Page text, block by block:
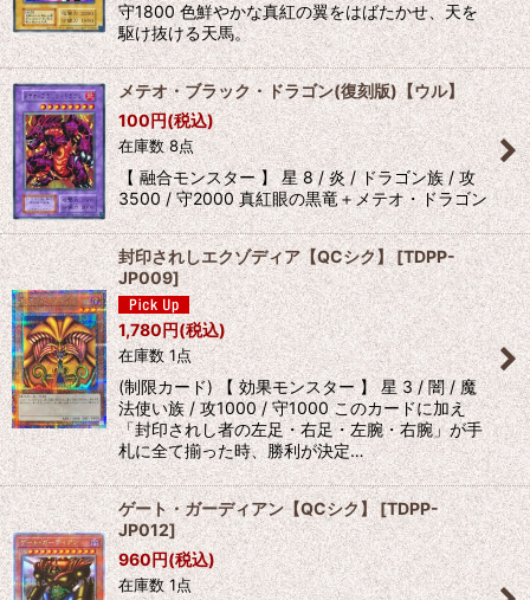
守1800 色鮮やかな真紅の翼をはばたかせ、天を
駆け抜ける天馬。
メテオ・ブラック・ドラゴン(復刻版)【ウル】
100円(税込)
在庫数 8点
【 融合モンスター 】 星 8 / 炎 / ドラゴン族 / 攻
3500 / 守2000 真紅眼の黒竜＋メテオ・ドラゴン
封印されしエクゾディア【QCシク】[TDPP-
JP009]
1,780円(税込)
在庫数 1点
(制限カード) 【 効果モンスター 】 星 3 / 闇 / 魔
法使い族 / 攻1000 / 守1000 このカードに加え
「封印されし者の左足・右足・左腕・右腕」が手
札に全て揃った時、勝利が決定…
ゲート・ガーディアン【QCシク】 [TDPP-
JP012]
960円(税込)
在庫数 1点